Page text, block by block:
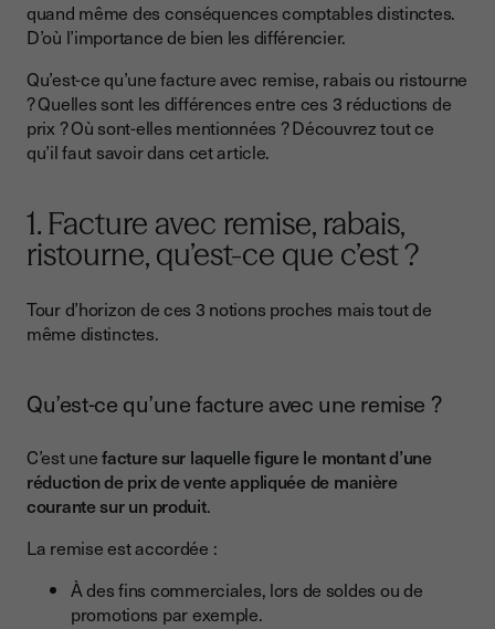
3. Facturation avec remise, rabais, ristourne, quels points
4. Quand peuvent être accordés une remise, un rabais ou une
ristourne ?
5. Comment mentionner une remise, un rabais ou une
6. Peut-on cumuler les 3R sur un même document
comptable ?
Factures mentionnant des remises, rabais et ristourne, ce
quand même des conséquences comptables distinctes.
D’où l’importance de bien les différencier.
Qu’est-ce qu’une facture avec remise, rabais ou ristourne
? Quelles sont les différences entre ces 3 réductions de
prix ? Où sont-elles mentionnées ? Découvrez tout ce
qu’il faut savoir dans cet article.
1. Facture avec remise, rabais,
ristourne, qu’est-ce que c’est ?
Tour d’horizon de ces 3 notions proches mais tout de
même distinctes.
Qu’est-ce qu’une facture avec une remise ?
C’est unefacture sur laquelle figure le montant d’une
réduction de prix de vente appliquée de manière
courante sur un produit.
La remise est accordée :
À des fins commerciales, lors de soldes ou de
promotions par exemple.